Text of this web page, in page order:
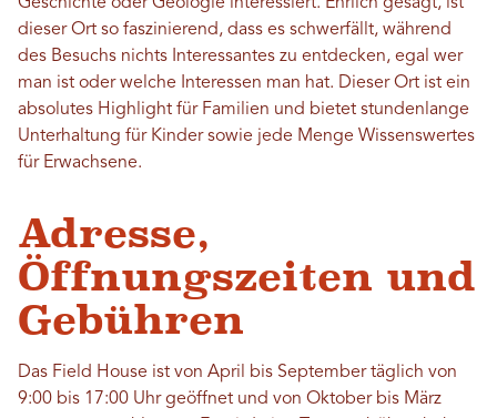
dieser Ort so faszinierend, dass es schwerfällt, während
des Besuchs nichts Interessantes zu entdecken, egal wer
man ist oder welche Interessen man hat. Dieser Ort ist ein
absolutes Highlight für Familien und bietet stundenlange
Unterhaltung für Kinder sowie jede Menge Wissenswertes
für Erwachsene.
Adresse,
Öffnungszeiten und
Gebühren
Das Field House ist von April bis September täglich von
9:00 bis 17:00 Uhr geöffnet und von Oktober bis März